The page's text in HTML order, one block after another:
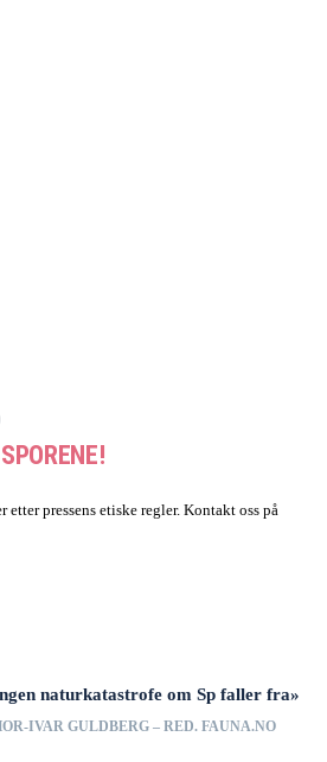
etter pressens etiske regler. Kontakt oss på
naturkatastrofe om Sp faller fra»
IVAR GULDBERG – RED. FAUNA.NO